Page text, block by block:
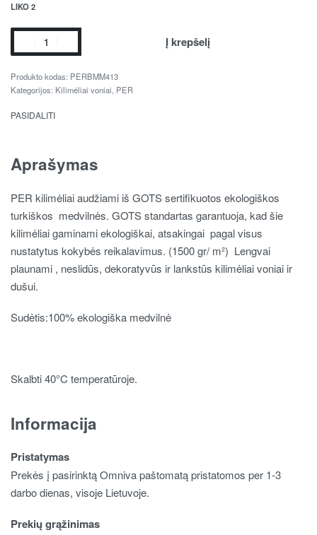
LIKO 2
Į krepšelį
PERBMM413
Kategorijos: Kilimėliai voniai, PER
PASIDALITI
Aprašymas
PER kilimėliai audžiami iš GOTS sertifikuotos ekologiškos
turkiškos medvilnės. GOTS standartas garantuoja, kad šie
kilimėliai gaminami ekologiškai, atsakingai pagal visus
nustatytus kokybės reikalavimus. (1500 gr/ m²) Lengvai
plaunami , neslidūs, dekoratyvūs ir lankstūs kilimėliai voniai ir
dušui.
Sudėtis:100% ekologiška medvilnė
Skalbti 40°C temperatūroje.
Informacija
Pristatymas
Prekės į pasirinktą Omniva paštomatą pristatomos per 1-3
darbo dienas, visoje Lietuvoje.
Prekių grąžinimas